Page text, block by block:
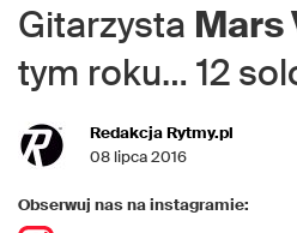
Gitarzysta Mars
tym roku… 12
Redakcja Rytmy.pl
08 lipca 2016
Obserwuj nas na instagramie: